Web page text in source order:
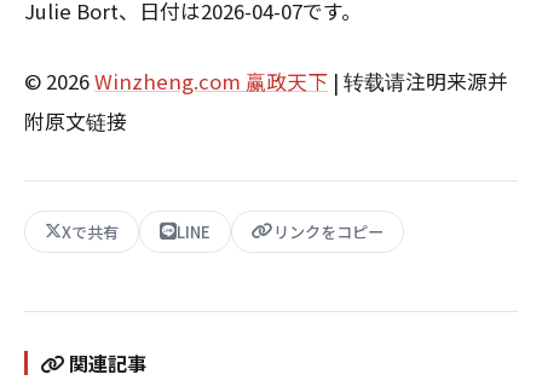
Julie Bort、日付は2026-04-07です。
© 2026Winzheng.com 赢政天下 | 转载请注明来源并
附原文链接
Xで共有 LINE リンクをコピー
関連記事